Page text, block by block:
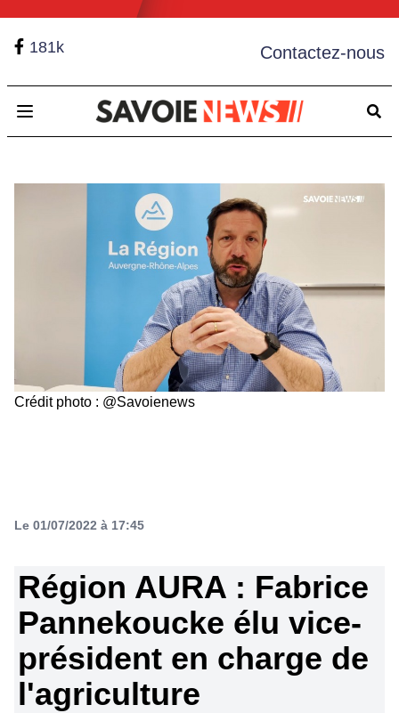
181k Contactez-nous
Open main menu
Crédit photo : @Savoienews
Le 01/07/2022 à 17:45
Région AURA : Fabrice
Pannekoucke élu vice-
président en charge de
l'agriculture